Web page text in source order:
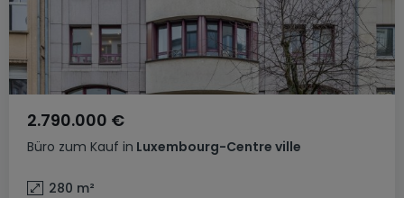
Büro zum Kauf in Luxembourg-Centre ville
2.790.000 €
280 m²